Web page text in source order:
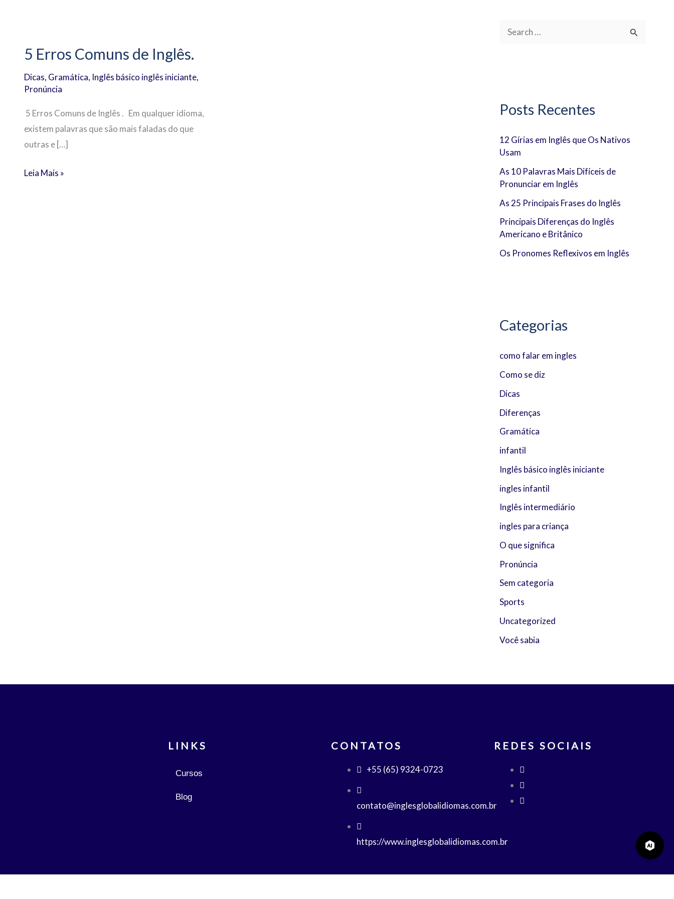
5 Erros Comuns de Inglês.
Dicas, Gramática, Inglês básico inglês iniciante,
Pronúncia
5 Erros Comuns de Inglês . Em qualquer idioma,
existem palavras que são mais faladas do que
outras e […]
Comuns
Inglês.
Leia Mais »
u
s
a
r
p
o
r
:
Posts Recentes
12 Gírias em Inglês que Os Nativos
Usam
As 10 Palavras Mais Difíceis de
Pronunciar em Inglês
As 25 Principais Frases do Inglês
Principais Diferenças do Inglês
Americano e Britânico
Os Pronomes Reflexivos em Inglês
Categorias
como falar em ingles
Como se diz
Dicas
Diferenças
Gramática
infantil
Inglês básico inglês iniciante
ingles infantil
Inglês intermediário
ingles para criança
O que significa
Pronúncia
Sem categoria
Sports
Uncategorized
Você sabia
LINKS
Cursos
Blog
CONTATOS
+55 (65) 9324-0723
contato@inglesglobalidiomas.com.br
https://www.inglesglobalidiomas.com.br
REDES SOCIAIS